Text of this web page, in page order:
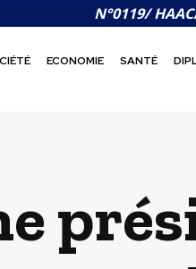
N°0119/
ECONOMIE SANTÉ